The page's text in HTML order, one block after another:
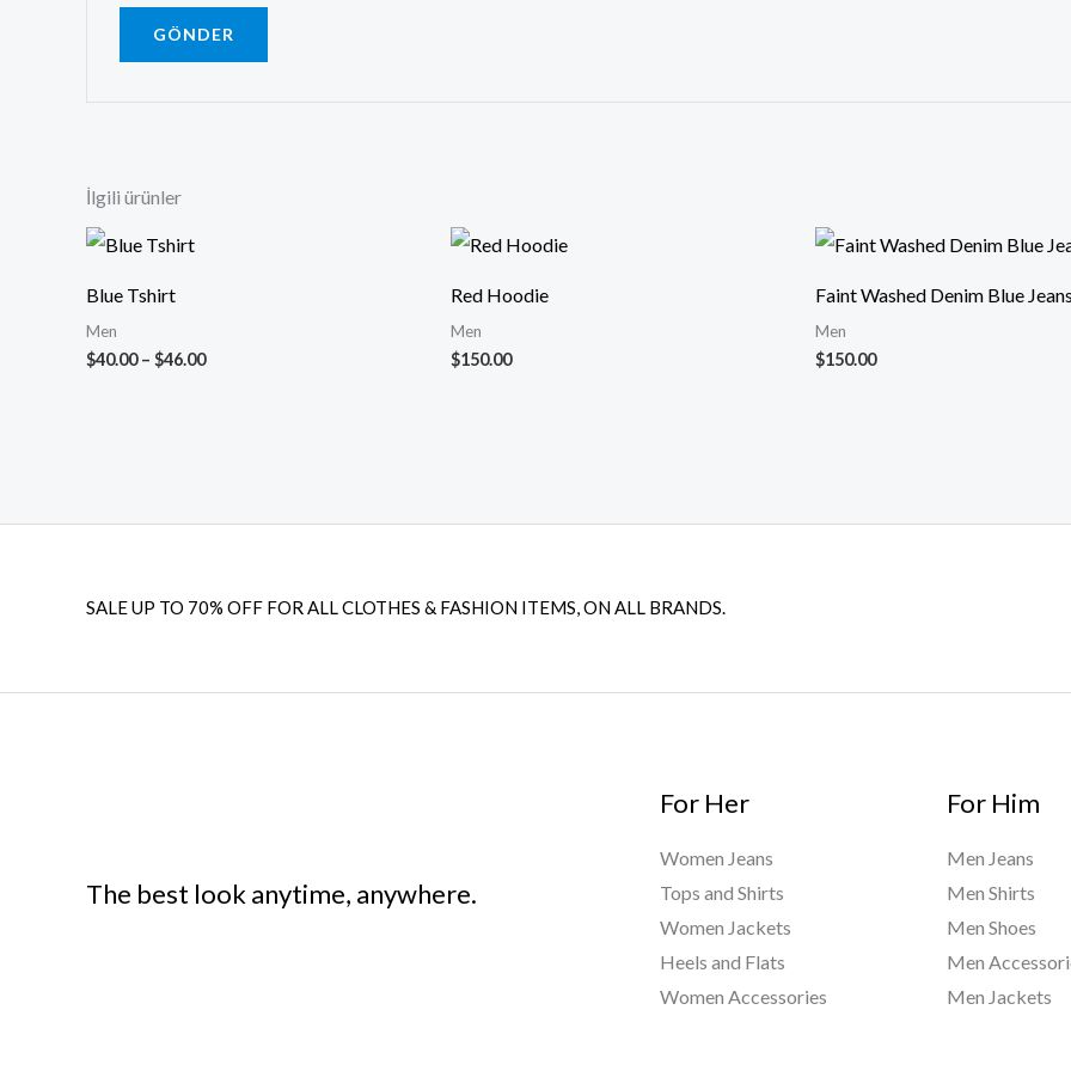
İlgili ürünler
Blue Tshirt
Men
$40.00 – $46.00
Red Hoodie
Men
$150.00
Faint Washed Denim Blue
Men
$150.00
SALE UP TO 70% OFF FOR ALL CLOTHES & FASHION ITEMS, ON ALL BRANDS.
The best look anytime, anywhere.
For Her
Women Jeans
Tops and Shirts
Women Jackets
Heels and Flats
Women Accessories
For Him
Men Jeans
Men Shirts
Men Shoes
Men
Men Jackets